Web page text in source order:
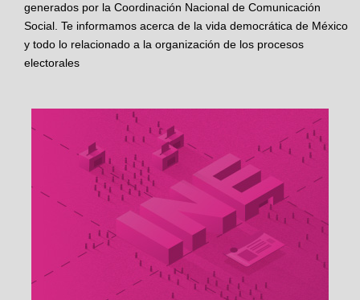
generados por la Coordinación Nacional de Comunicación
Social. Te informamos acerca de la vida democrática de México
y todo lo relacionado a la organización de los procesos
electorales